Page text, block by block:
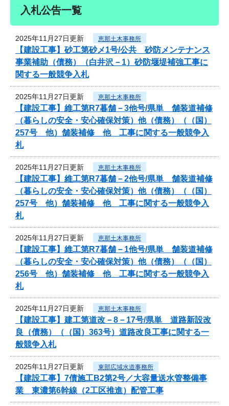
入札公告一覧
2025年11月27日更新 恵那土木事務所
【建設工事】砂工第砂メ1号/公共 砂防メンテナンス
事業補助（債務）（白井沢－1）砂防堰堤補強工事に
関する一般競争入札
2025年11月27日更新 恵那土木事務所
【建設工事】維工第R7暮舗－3他号/県単 舗装道補修
（暮らしの安全・安心確保対策）他（債務）（（国）
257号 他）舗装補修 他 工事に関する一般競争入
札
2025年11月27日更新 恵那土木事務所
【建設工事】維工第R7暮舗－2他号/県単 舗装道補修
（暮らしの安全・安心確保対策）他（債務）（（国）
257号 他）舗装補修 他 工事に関する一般競争入
札
2025年11月27日更新 恵那土木事務所
【建設工事】維工第R7暮舗－1他号/県単 舗装道補修
（暮らしの安全・安心確保対策）他（債務）（（国）
256号 他）舗装補修 他 工事に関する一般競争入
札
2025年11月27日更新 恵那土木事務所
【建設工事】建工第道改－8－17号/県単 道路新設改
良（債務）（（国）363号）道路改良工事に関する一
般競争入札
2025年11月27日更新 東部広域水道事務所
【建設工事】7債施工B2第2号／大容量送水管整備事
業 東濃第6幹線（2工区推進）配管工事